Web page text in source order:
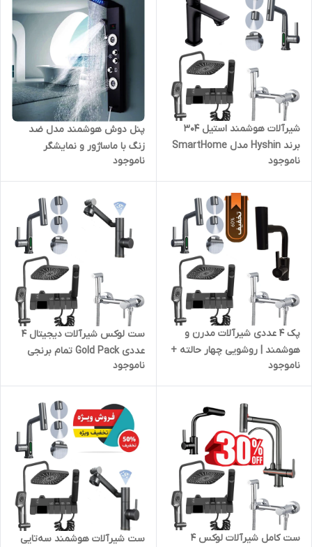
شیرآلات هوشمند استیل 304
برند Hyshin مدل SmartHome
304 Set
ناموجود
پنل دوش هوشمند مدل ضد
زنگ با ماساژور و نمایشگر
دیجیتال برند PING تمام استیل
ناموجود
پک ۴ عددی شیرآلات مدرن و
هوشمند | روشویی چهار حالته +
ظرفشویی نمایشگردار + توالت
سرد و گرم + دوش پیانویی
ناموجود
ست لوکس شیرآلات دیجیتال ۴
عددی Gold Pack تمام برنجی
ضد زنگ با دوش پیانویی
ناموجود
ست کامل شیرآلات لوکس ۴
ست شیرآلات هوشمند سه‌تایی